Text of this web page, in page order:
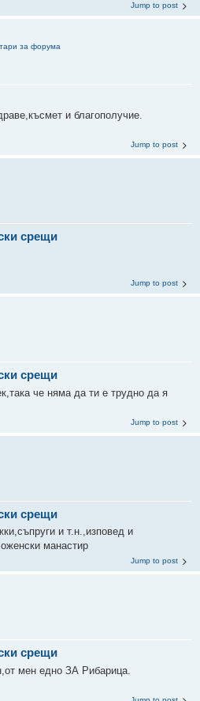
Jump to post
за форума
и благополучие.
Jump to post
срещи
Jump to post
срещи
че няма да ти е трудно да я
Jump to post
срещи
и т.н.,изповед и
манастир
Jump to post
срещи
мен едно ЗА Рибарица.